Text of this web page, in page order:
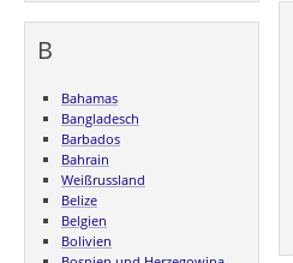
B
Bahamas
Bangladesch
Barbados
Bahrain
Weißrussland
Belize
Belgien
Bolivien